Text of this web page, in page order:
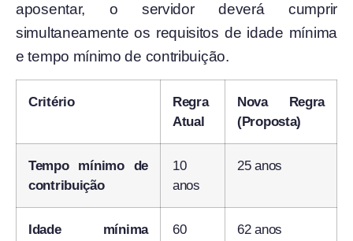
aposentar, o servidor deverá cumprir
simultaneamente os requisitos de idade mínima
e tempo mínimo de contribuição.
Critério
Regra
Atual
Nova Regra
(Proposta)
Tempo mínimo de
contribuição
10
anos
25 anos
Idade mínima
60
62 anos